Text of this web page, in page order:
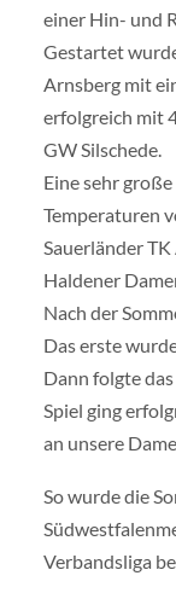
einer Hin- und
Gestartet
Arnsberg mit
erfolgreich mit
GW Silschede.
Eine sehr
Temperaturen
Sauerländer
Haldener
Nach der
Das erste
Dann folgte
Spiel ging
an unsere
So wurde die
Verbandsliga